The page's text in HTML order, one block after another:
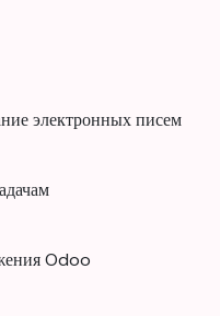
электронных писем
Odoo